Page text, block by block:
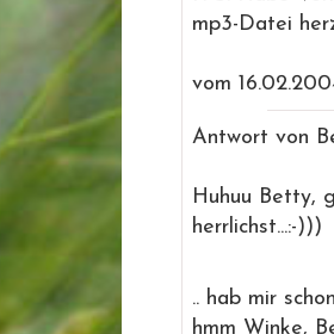
mp3-Datei
vom
Antwort von
Huhuu Betty,
herrlichst...:-)))
.. hab mir
hmm Winke,